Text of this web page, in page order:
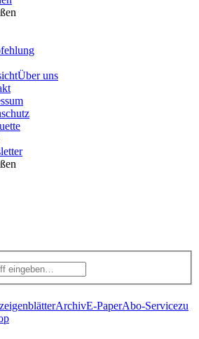
Über uns
ArchivE-PaperAbo-Servicezu